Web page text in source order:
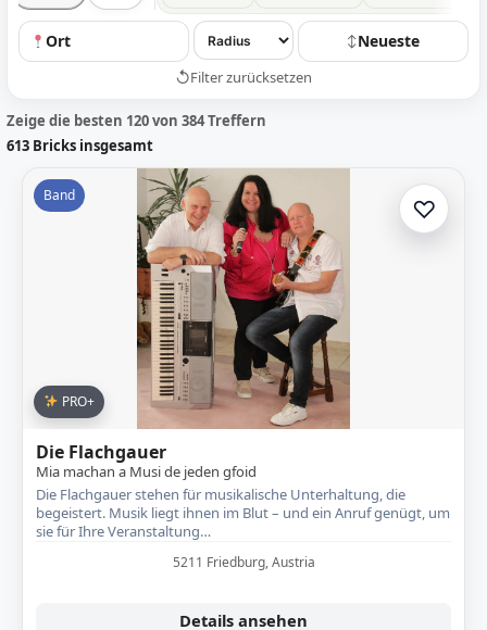
Ort ↕Neueste
↺Filter zurücksetzen
Zeige die besten 120 von 384 Treffern
613 Bricks insgesamt
Band
PRO+
♡Zur
Die Flachgauer
Mia machan a Musi de jeden gfoid
Die Flachgauer stehen für musikalische Unterhaltung, die
begeistert. Musik liegt ihnen im Blut – und ein Anruf genügt, um
sie für Ihre Veranstaltung…
5211 Friedburg, Austria
Details ansehen